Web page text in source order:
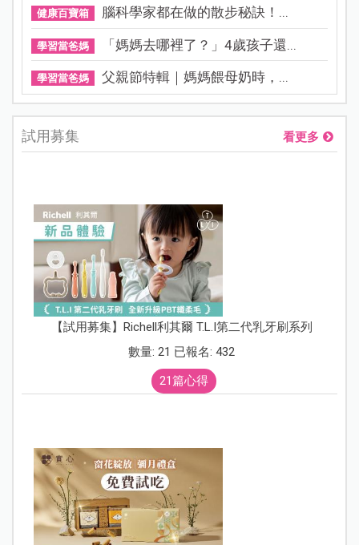
健康百寶箱 腦科學家都在做的散步秘訣！...
學習當爸媽 「媽媽去哪裡了？」4歲孩子還...
學習當爸媽 父親節特輯｜媽媽餵母奶時，...
試用募集 看更多
【試用募集】Richell利其爾 T.L.I第二代乳牙刷系列
數量: 21 已報名: 432
21篇心得